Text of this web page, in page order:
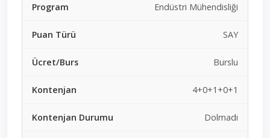
Endüstri Mühendisliği
SAY
Burslu
4+0+1+0+1
Dolmadı